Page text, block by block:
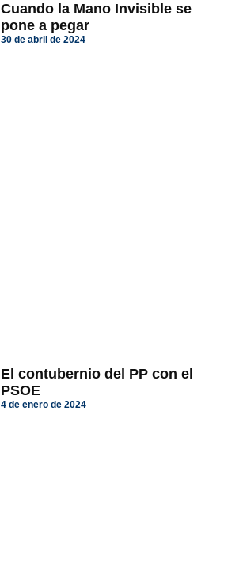
Cuando la Mano Invisible se
pone a pegar
30 de abril de 2024
El contubernio del PP con el
PSOE
4 de enero de 2024